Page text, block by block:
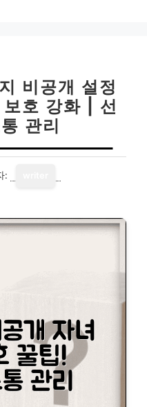
비공개 설정
호 강화 | 선
관리
: